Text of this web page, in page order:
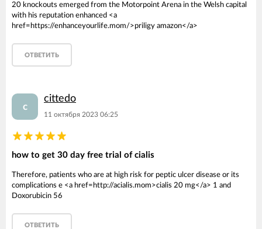
20 knockouts emerged from the Motorpoint Arena in the Welsh capital
with his reputation enhanced <a
href=https://enhanceyourlife.mom/>priligy amazon</a>
ОТВЕТИТЬ
c
cittedo
11 октября 2023 06:25
how to get 30 day free trial of cialis
Therefore, patients who are at high risk for peptic ulcer disease or its
complications e <a href=http://acialis.mom>cialis 20 mg</a> 1 and
Doxorubicin 56
ОТВЕТИТЬ